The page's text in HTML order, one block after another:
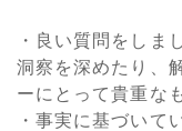
・良い質問をしま
洞察を深めたり、
ーにとって貴重な
・事実に基づいて